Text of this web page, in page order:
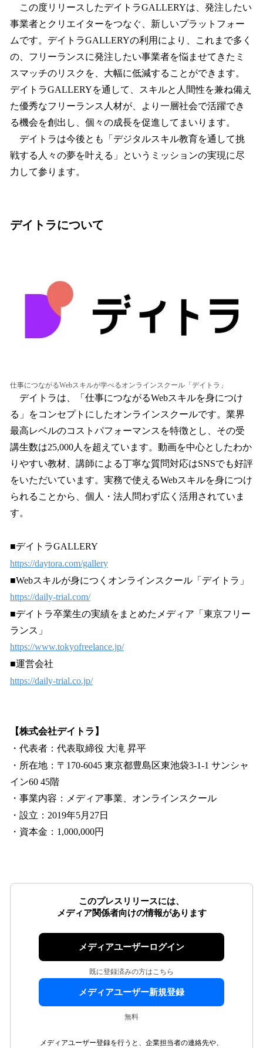
この度リリースしたデイトラGALLERYは、発注したい
事業者とクリエイターをつなぐ、新しいプラットフォー
ムです。デイトラGALLERYの利用により、これまで多く
の、フリーランスに発注したい事業者を悩ませてきたミ
スマッチのリスクを、大幅に低減することができます。
デイトラGALLERYを通して、スキルと人間性を兼ね備え
た優秀なフリーランス人材が、より一層社会で活躍でき
る機会を創出し、個々の成長を促進してまいります。
デイトラは今後とも「デジタルスキル教育を通して挑
戦する人々の夢を叶える」というミッションの実現に尽
力して参ります。
デイトラについて
仕事につながるWebスキルが学べるオンラインスクール「デイトラ」
デイトラは、「仕事につながるWebスキルを身につけ
る」をコンセプトにしたオンラインスクールです。業界
最高レベルのコストパフォーマンスを特徴とし、その受
講生数は25,000人を超えています。動画を中心としたわか
りやすい教材、講師による丁寧な質問対応はSNSでも好評
をいただいています。実務で使えるWebスキルを身につけ
られることから、個人・法人問わず広く活用されていま
す。
■デイトラGALLERY
https://daytora.com/gallery
■Webスキルが身につくオンラインスクール「デイトラ」
https://daily-trial.com/
■デイトラ卒業生の実績をまとめたメディア「東京フリー
ランス」
https://www.tokyofreelance.jp/
■運営会社
https://daily-trial.co.jp/
【株式会社デイトラ】
・代表者：代表取締役 大滝 昇平
・所在地：〒170-6045 東京都豊島区東池袋3-1-1 サンシャ
イン60 45階
・事業内容：メディア事業、オンラインスクール
・設立：2019年5月27日
・資本金：1,000,000円
このプレスリリースには、
メディア関係者向けの情報があります
メディアユーザーログイン
既に登録済みの方はこちら
メディアユーザー新規登録
無料
メディアユーザー登録を行うと、企業担当者の連絡先や、